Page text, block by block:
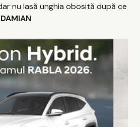
nu lasă unghia obosită după ce